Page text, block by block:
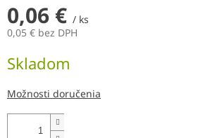
0,06 € / ks
0,05 € bez DPH
cena:
Skladom
Možnosti doručenia